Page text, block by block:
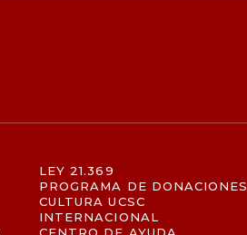
LEY 21.369
PROGRAMA DE DONACIONES
CULTURA UCSC
INTERNACIONAL